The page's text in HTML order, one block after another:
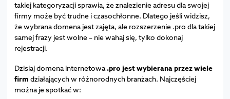
takiej kategoryzacji sprawia, że znalezienie adresu dla swojej
firmy może być trudne i czasochłonne. Dlatego jeśli widzisz,
że wybrana domena jest zajęta, ale rozszerzenie .pro dla takiej
samej frazy jest wolne – nie wahaj się, tylko dokonaj
rejestracji.
Dzisiaj domena internetowa.pro jest wybierana przez wiele
firm działających w różnorodnych branżach. Najczęściej
można je spotkać w: